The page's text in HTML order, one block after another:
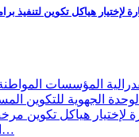
لإختيار هياكل تكوين لتنفيذ
المؤسسات
الجهوية للتكوين
لإختيار هياكل تكوين
التكوين المستمر، في…